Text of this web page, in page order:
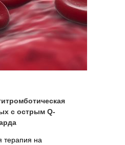
c острым Q-
терапия на